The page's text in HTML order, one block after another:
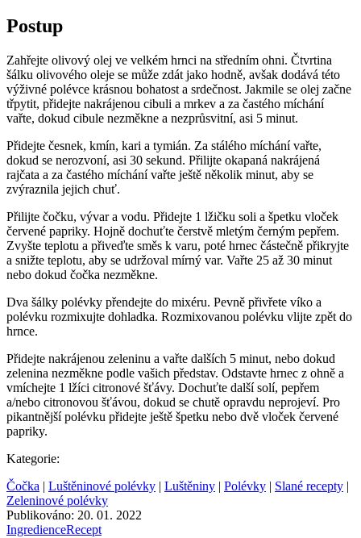
Postup
Zahřejte olivový olej ve velkém hrnci na středním ohni. Čtvrtina
šálku olivového oleje se může zdát jako hodně, avšak dodává této
výživné polévce krásnou bohatost a srdečnost. Jakmile se olej začne
třpytit, přidejte nakrájenou cibuli a mrkev a za častého míchání
vařte, dokud cibule nezměkne a nezprůsvitní, asi 5 minut.
Přidejte česnek, kmín, kari a tymián. Za stálého míchání vařte,
dokud se nerozvoní, asi 30 sekund. Přilijte okapaná nakrájená
rajčata a za častého míchání vařte ještě několik minut, aby se
zvýraznila jejich chuť.
Přilijte čočku, vývar a vodu. Přidejte 1 lžičku soli a špetku vloček
červené papriky. Hojně dochuťte čerstvě mletým černým pepřem.
Zvyšte teplotu a přiveďte směs k varu, poté hrnec částečně přikryjte
a snižte teplotu, aby se udržoval mírný var. Vařte 25 až 30 minut
nebo dokud čočka nezměkne.
Dva šálky polévky přendejte do mixéru. Pevně přivřete víko a
polévku rozmixujte dohladka. Rozmixovanou polévku vlijte zpět do
hrnce.
Přidejte nakrájenou zeleninu a vařte dalších 5 minut, nebo dokud
zelenina nezměkne podle vašich představ. Odstavte hrnec z ohně a
vmíchejte 1 lžíci citronové šťávy. Dochuťte další solí, pepřem
a/nebo citronovou šťávou, dokud se chutě opravdu neprojeví. Pro
pikantnější polévku přidejte ještě špetku nebo dvě vloček červené
papriky.
Kategorie:
Čočka | Luštěninové polévky | Luštěniny | Polévky | Slané recepty |
Zeleninové polévky
Publikováno: 20. 01. 2022
IngredienceRecept